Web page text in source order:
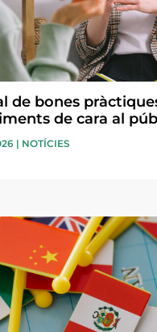
de bones
de cara al
| NOTÍCIES